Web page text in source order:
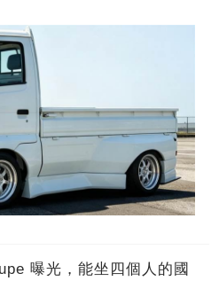
曝光，能坐四個人的國